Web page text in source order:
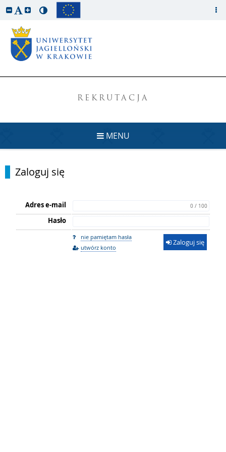
REKRUTACJA
MENU
Zaloguj się
Adres e-mail 0 / 100
Hasło
nie pamiętam hasła
utwórz konto
Zaloguj się